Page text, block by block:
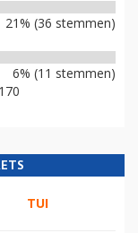
21% (36 stemmen)
6% (11 stemmen)
TUI